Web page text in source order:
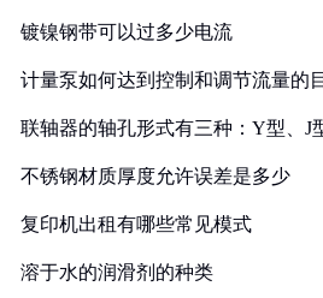
镀镍钢带可以过多少电流
计量泵如何达到控制和调节流量的
联轴器的轴孔形式有三种：Y型、J
不锈钢材质厚度允许误差是多少
复印机出租有哪些常见模式
溶于水的润滑剂的种类